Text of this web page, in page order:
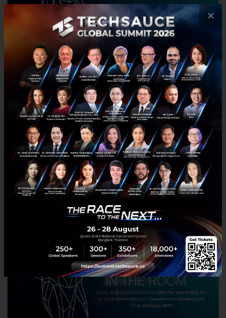
Beyond the Elephant in the Room MIT Media Lab
Southeast Asia Forum co-hosted by KBTG and
Bangkok Bank
This year, the MIT Media Lab, the institution’s interdisciplinary
research lab, is bringing the latest research and insights to
Bangkok at the “MIT Media Lab Southeast Asia Forum” ...
November 24, 2022| ByTechsauce Team
News BBL MIT MQDC KBTG
×